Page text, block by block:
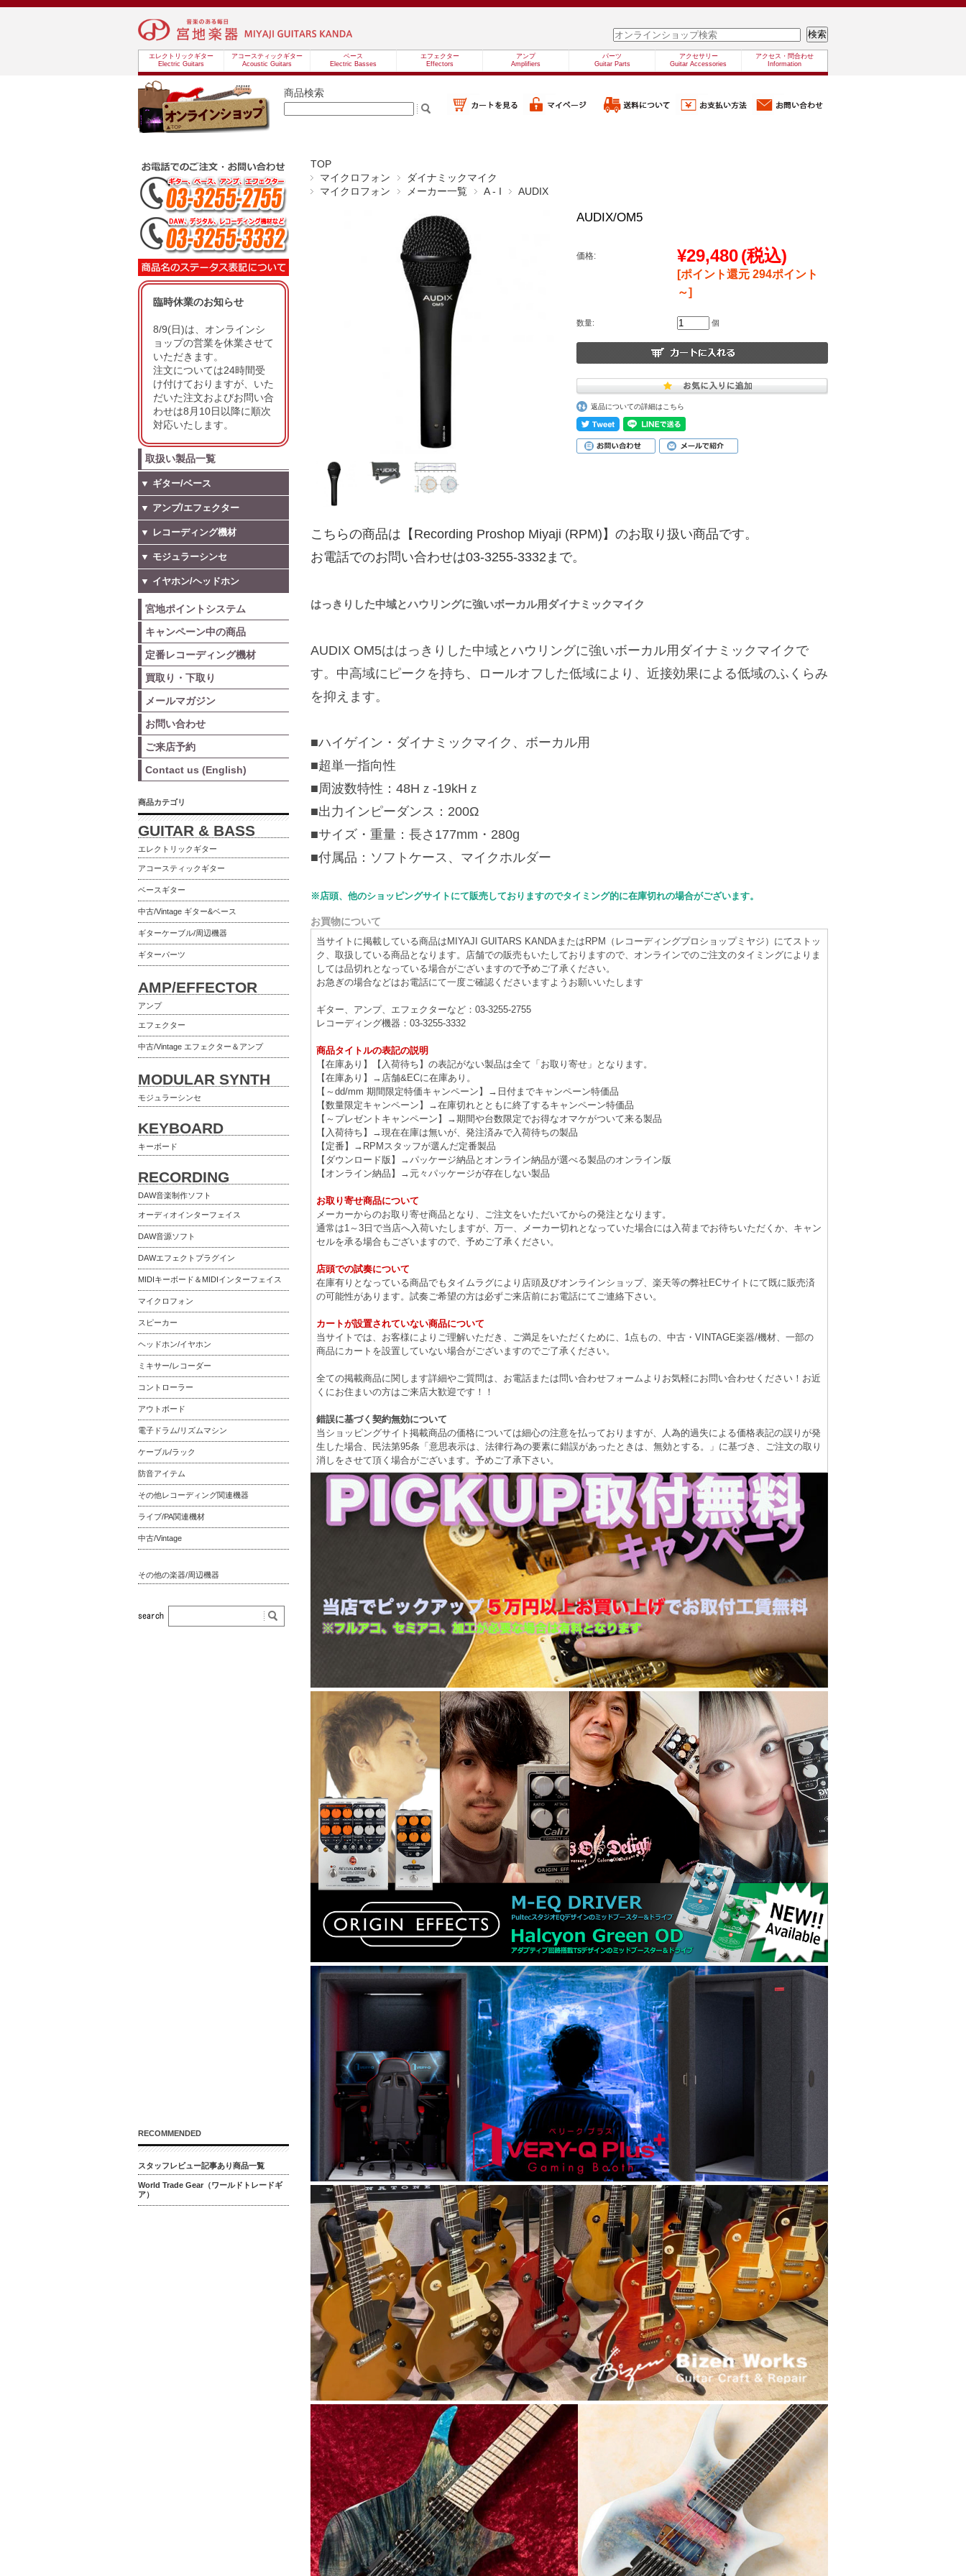
エレクトリックギター
Electric Guitars
アコースティックギター
Acoustic Guitars
ベース
Electric Basses
エフェクター
Effectors
アンプ
Amplifiers
パーツ
Guitar Parts
アクセサリー
Guitar Accessories
アクセス・問合わせ
Information
商品検索
TOP
マイクロフォン
ダイナミックマイク
マイクロフォン
メーカー一覧 A - I AUDIX
AUDIX/OM5
価格: ¥29,480(税込)
[ポイント還元 294ポイント
～]
数量: 個
返品についての詳細はこちら
こちらの商品は【Recording Proshop Miyaji (RPM)】のお取り扱い商品です。
お電話でのお問い合わせは03-3255-3332まで。
はっきりした中域とハウリングに強いボーカル用ダイナミックマイク
AUDIX OM5ははっきりした中域とハウリングに強いボーカル用ダイナミックマイクで
す。中高域にピークを持ち、ロールオフした低域により、近接効果による低域のふくらみ
を抑えます。
■ハイゲイン・ダイナミックマイク、ボーカル用
■超単一指向性
■周波数特性：48Hｚ-19kHｚ
■出力インピーダンス：200Ω
■サイズ・重量：長さ177mm・280g
■付属品：ソフトケース、マイクホルダー
※店頭、他のショッピングサイトにて販売しておりますのでタイミング的に在庫切れの場合がございます。
お買物について
当サイトに掲載している商品はMIYAJI GUITARS KANDAまたはRPM（レコーディングプロショップミヤジ）にてストッ
ク、取扱している商品となります。店舗での販売もいたしておりますので、オンラインでのご注文のタイミングによりま
しては品切れとなっている場合がございますので予めご了承ください。
お急ぎの場合などはお電話にて一度ご確認くださいますようお願いいたします
ギター、アンプ、エフェクターなど：03-3255-2755
レコーディング機器：03-3255-3332
商品タイトルの表記の説明
【在庫あり】【入荷待ち】の表記がない製品は全て「お取り寄せ」となります。
【在庫あり】→店舗&ECに在庫あり。
【～dd/mm 期間限定特価キャンペーン】→日付までキャンペーン特価品
【数量限定キャンペーン】→在庫切れとともに終了するキャンペーン特価品
【～プレゼントキャンペーン】→期間や台数限定でお得なオマケがついて来る製品
【入荷待ち】→現在在庫は無いが、発注済みで入荷待ちの製品
【定番】→RPMスタッフが選んだ定番製品
【ダウンロード版】→パッケージ納品とオンライン納品が選べる製品のオンライン版
【オンライン納品】→元々パッケージが存在しない製品
お取り寄せ商品について
メーカーからのお取り寄せ商品となり、ご注文をいただいてからの発注となります。
通常は1～3日で当店へ入荷いたしますが、万一、メーカー切れとなっていた場合には入荷までお待ちいただくか、キャン
セルを承る場合もございますので、予めご了承ください。
店頭での試奏について
在庫有りとなっている商品でもタイムラグにより店頭及びオンラインショップ、楽天等の弊社ECサイトにて既に販売済
の可能性があります。試奏ご希望の方は必ずご来店前にお電話にてご連絡下さい。
カートが設置されていない商品について
当サイトでは、お客様によりご理解いただき、ご満足をいただくために、1点もの、中古・VINTAGE楽器/機材、一部の
商品にカートを設置していない場合がございますのでご了承ください。
全ての掲載商品に関します詳細やご質問は、お電話または問い合わせフォームよりお気軽にお問い合わせください！お近
くにお住まいの方はご来店大歓迎です！！
錯誤に基づく契約無効について
当ショッピングサイト掲載商品の価格については細心の注意を払っておりますが、人為的過失による価格表記の誤りが発
生した場合、民法第95条「意思表示は、法律行為の要素に錯誤があったときは、無効とする。」に基づき、ご注文の取り
消しをさせて頂く場合がございます。予めご了承下さい。
臨時休業のお知らせ
8/9(日)は、オンラインシ
ョップの営業を休業させて
いただきます。
注文については24時間受
け付けておりますが、いた
だいた注文およびお問い合
わせは8月10日以降に順次
対応いたします。
取扱い製品一覧
▼ ギター/ベース
▼ アンプ/エフェクター
▼ レコーディング機材
▼ モジュラーシンセ
▼ イヤホン/ヘッドホン
宮地ポイントシステム
キャンペーン中の商品
定番レコーディング機材
買取り・下取り
メールマガジン
お問い合わせ
ご来店予約
Contact us (English)
商品カテゴリ
GUITAR & BASS
エレクトリックギター
アコースティックギター
ベースギター
中古/Vintage ギター&ベース
ギターケーブル/周辺機器
ギターパーツ
AMP/EFFECTOR
アンプ
エフェクター
中古/Vintage エフェクター＆アンプ
MODULAR SYNTH
モジュラーシンセ
KEYBOARD
キーボード
RECORDING
DAW音楽制作ソフト
オーディオインターフェイス
DAW音源ソフト
DAWエフェクトプラグイン
MIDIキーボード＆MIDIインターフェイス
マイクロフォン
スピーカー
ヘッドホン/イヤホン
ミキサー/レコーダー
コントローラー
アウトボード
電子ドラム/リズムマシン
ケーブル/ラック
防音アイテム
その他レコーディング関連機器
ライブ/PA関連機材
中古/Vintage
その他の楽器/周辺機器
RECOMMENDED
スタッフレビュー記事あり商品一覧
World Trade Gear（ワールドトレードギ
ア）